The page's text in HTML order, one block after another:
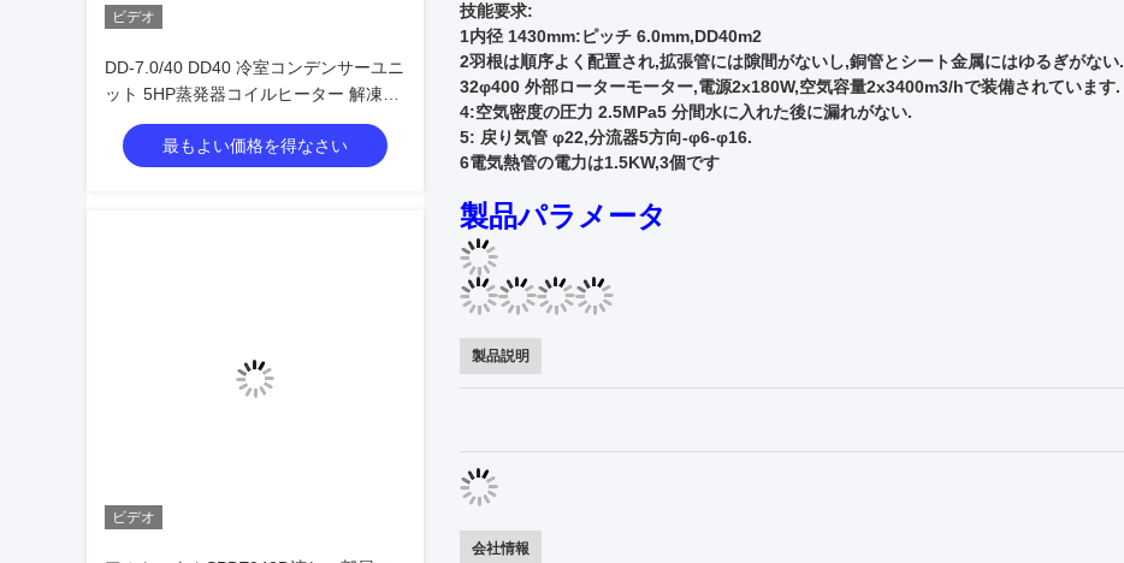
ビデオ
DD-7.0/40 DD40 冷室コンデンサーユニ
ット 5HP蒸発器コイルヒーター 解凍蒸
発器扇 冷室蒸発器価格
最もよい価格を得なさい
ビデオ
技能要求:
1内径 1430mm:ピッチ 6.0mm,DD40m2
2羽根は順序よく配置され,拡張管には隙間がないし,銅管とシート金属にはゆるぎがない.
32φ400 外部ローターモーター,電源2x180W,空気容量2x3400m3/hで装備されています.
4:空気密度の圧力 2.5MPa5 分間水に入れた後に漏れがない.
5: 戻り気管 φ22,分流器5方向-φ6-φ16.
6電気熱管の電力は1.5KW,3個です
製品パラメータ
製品説明
会社情報